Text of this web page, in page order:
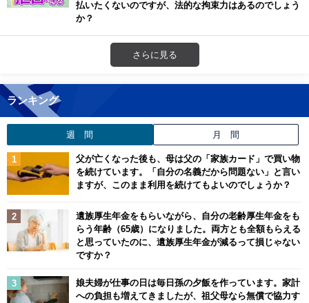
払いたくないのですが、法的な拘束力はあるのでしょう
か？
さらに見る
ランキング
週 間 月 間
父が亡くなった後も、母は父の「家族カード」で買い物
を続けています。「自分の名義だから問題ない」と言い
ますが、このまま利用を続けてもよいのでしょうか？
遺族厚生年金をもらいながら、自分の老齢厚生年金をも
らう年齢（65歳）になりました。両方とも全額もらえる
と思っていたのに、遺族厚生年金が減るって損じゃない
ですか？
娘夫婦が仕事の日は毎日孫の夕飯を作っています。家計
への負担も増えてきましたが、祖父母なら無償で協力す